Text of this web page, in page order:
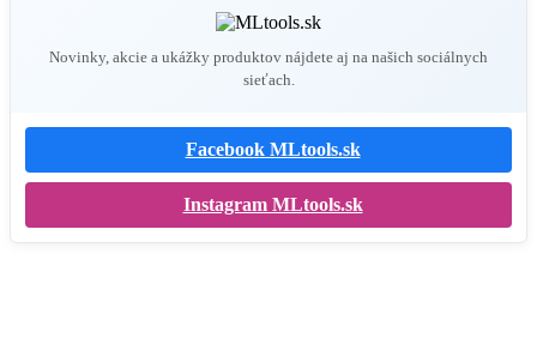
Novinky, akcie a ukážky produktov nájdete aj na našich sociálnych
sieťach.
Facebook MLtools.sk
Instagram MLtools.sk